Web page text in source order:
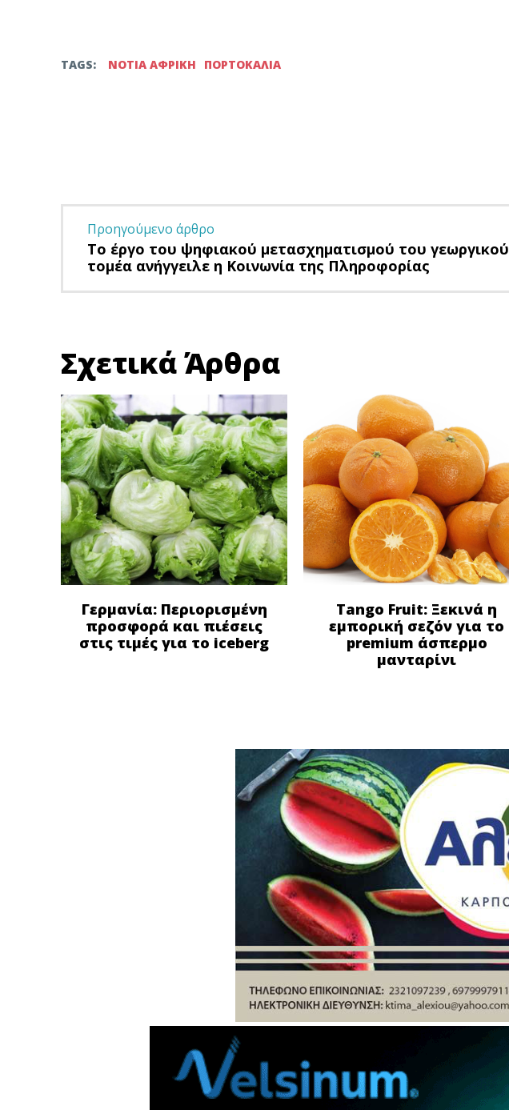
TAGS: ΝΟΤΙΑ ΑΦΡΙΚΗ ΠΟΡΤΟΚΑΛΙΑ
Προηγούμενο άρθρο
Το έργο του ψηφιακού μετασχηματισμού του γεωργικού
τομέα ανήγγειλε η Κοινωνία της Πληροφορίας
Σχετικά Άρθρα
Γερμανία: Περιορισμένη
προσφορά και πιέσεις
στις τιμές για το iceberg
Tango Fruit: Ξεκινά η
εμπορική σεζόν για το
premium άσπερμο
μανταρίνι